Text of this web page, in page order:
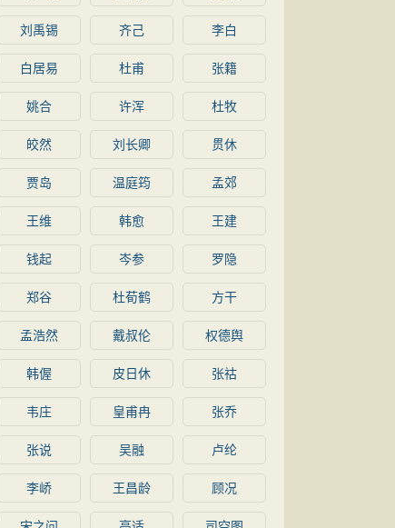
刘禹锡 齐己 李白
白居易 杜甫 张籍
姚合 许浑 杜牧
皎然 刘长卿 贯休
贾岛 温庭筠 孟郊
王维 韩愈 王建
钱起 岑参 罗隐
郑谷 杜荀鹤 方干
孟浩然 戴叔伦 权德舆
韩偓 皮日休 张祜
韦庄 皇甫冉 张乔
张说 吴融 卢纶
李峤 王昌龄 顾况